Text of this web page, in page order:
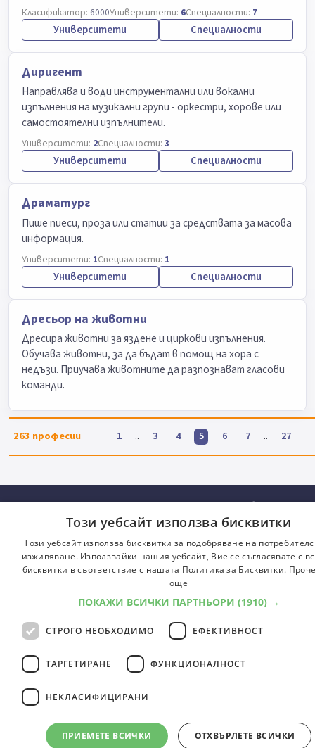
Класификатор: 6000Университети: 6Специалности: 7
Университети Специалности
Диригент
Направлява и води инструментални или вокални
изпълнения на музикални групи - оркестри, хорове или
самостоятелни изпълнители.
Университети: 2Специалности: 3
Университети Специалности
Драматург
Пише пиеси, проза или статии за средствата за масова
информация.
Университети: 1Специалности: 1
Университети Специалности
Дресьор на животни
Дресира животни за яздене и циркови изпълнения.
Обучава животни, за да бъдат в помощ на хора с
недъзи. Приучава животните да разпознават гласови
команди.
263 професии 1 .. 3 4 5 6 7 .. 27
© 2000-2026 ФБО. Всички права запазени. Общи условия
Този уебсайт използва бисквитки
Този уебсайт използва бисквитки за подобряване на
изживяване. Използвайки нашия уебсайт, Вие се съгласявате с
бисквитки в съответствие с нашата Политика за Бисквитки.
още
ПОКАЖИ ВСИЧКИ ПАРТНЬОРИ (1910) →
СТРОГО НЕОБХОДИМО ЕФЕКТИВНОСТ
ТАРГЕТИРАНЕ ФУНКЦИОНАЛНОСТ
НЕКЛАСИФИЦИРАНИ
ПРИЕМЕТЕ ВСИЧКИ ОТХВЪРЛЕТЕ ВСИЧКИ